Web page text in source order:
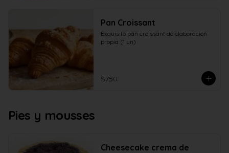
Pan Croissant
Exquisito pan croissant de elaboración
propia (1 un)
$750
Pies y mousses
Cheesecake crema de